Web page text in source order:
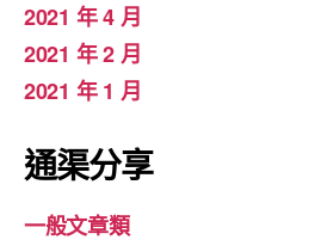
2021 年 4 月
2021 年 2 月
2021 年 1 月
通渠分享
一般文章類